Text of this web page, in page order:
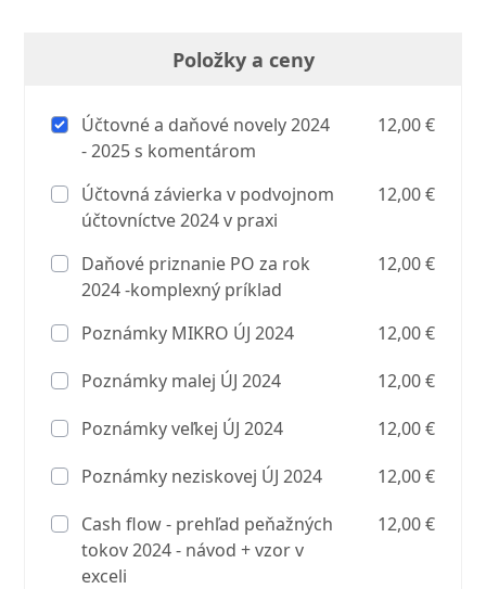
Položky a ceny
Účtovné a daňové novely 2024
- 2025 s komentárom
12,00 €
Účtovná závierka v podvojnom
účtovníctve 2024 v praxi
12,00 €
Daňové priznanie PO za rok
2024 -komplexný príklad
12,00 €
Poznámky MIKRO ÚJ 2024
12,00 €
Poznámky malej ÚJ 2024
12,00 €
Poznámky veľkej ÚJ 2024
12,00 €
Poznámky neziskovej ÚJ 2024
12,00 €
Cash flow - prehľad peňažných
tokov 2024 - návod + vzor v
exceli
12,00 €